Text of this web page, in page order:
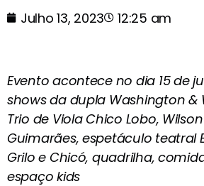
Julho 13, 2023 12:25 am
Evento acontece no dia 15 de
shows da dupla Washington &
Trio de Viola Chico Lobo,
Guimarães, espetáculo teatral
Grilo e Chicó, quadrilha,
espaço kids